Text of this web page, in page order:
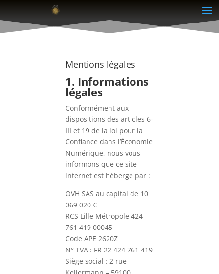
Mentions légales
1. Informations
légales
Conformément aux
dispositions des articles 6-
III et 19 de la loi pour la
Confiance dans l’Économie
Numérique, nous vous
informons que ce site
internet est hébergé par :
OVH SAS au capital de 10
069 020 €
RCS Lille Métropole 424
761 419 00045
Code APE 2620Z
N° TVA : FR 22 424 761 419
Siège social : 2 rue